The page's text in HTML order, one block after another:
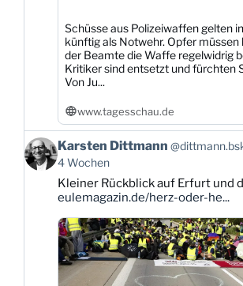
Schüsse aus Polizeiwaffen gelten
künftig als Notwehr. Opfer müssen
der Beamte die Waffe regelwidrig
Kritiker sind entsetzt und fürchten
Von Ju...
www.tagesschau.de
Beitrag
von
Karsten
Dittmann
Bluesky
ansehen
Karsten Dittmann
4 Wochen
Kleiner Rückblick auf Erfurt und
eulemagazin.de/herz-oder-he...